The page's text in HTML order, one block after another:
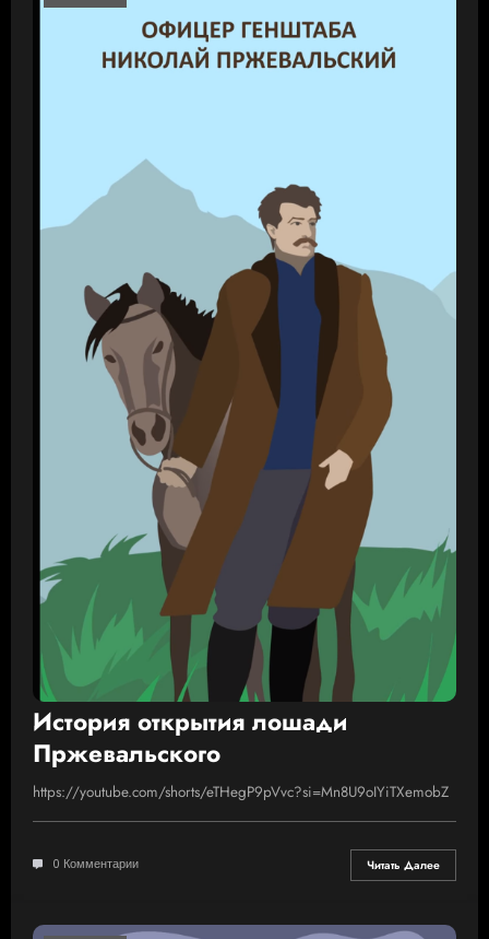
История открытия лошади
Пржевальского
https://youtube.com/shorts/eTHegP9pVvc?si=Mn8U9oIYiTXemobZ
0 Комментарии Читать Далее